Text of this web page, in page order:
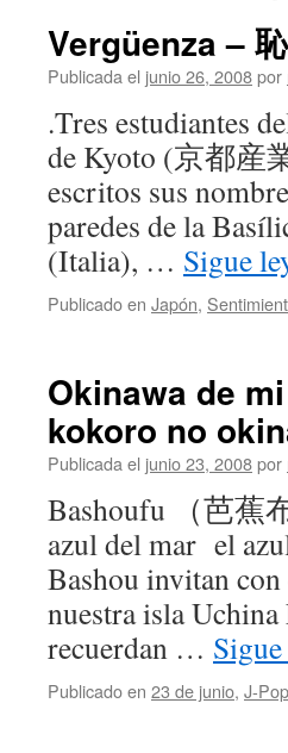
Vergüenza –
Publicada el junio 26, 2008por
.Tres estudiantes
de Kyoto (京都産
escritos sus
paredes de la
(Italia), … Sigue
Publicado en Japón,
Okinawa de
kokoro no
Publicada el junio 23, 2008por
Bashoufu （芭蕉
azul del mar el
Bashou invitan
nuestra isla
recuerdan …
Publicado en 23 de junio, J-Pop